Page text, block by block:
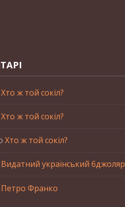
Хто ж той сокіл?
Хто ж той сокіл?
Хто ж той сокіл?
Видатний український бджоляр
Петро Франко